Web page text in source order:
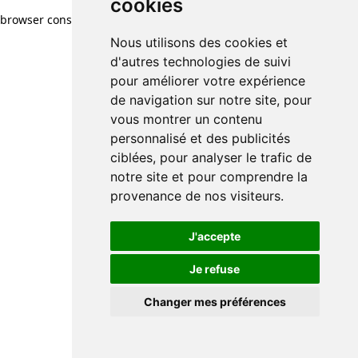
cookies
Nous utilisons des cookies et
d'autres technologies de suivi
pour améliorer votre expérience
de navigation sur notre site, pour
vous montrer un contenu
personnalisé et des publicités
ciblées, pour analyser le trafic de
notre site et pour comprendre la
provenance de nos visiteurs.
J'accepte
Je refuse
Changer mes préférences
browser console for more information)